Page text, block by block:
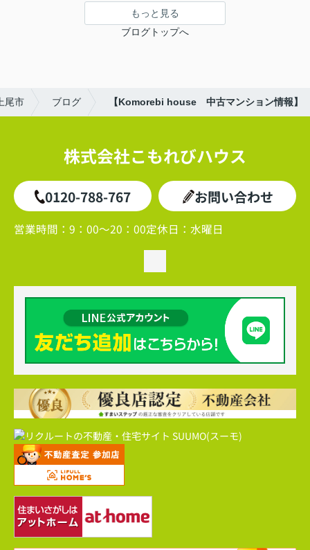
もっと見る
ブログトップへ
尾市 ブログ 【Komorebi house 中古マンション情報】
株式会社こもれびハウス
0120-788-767 お問い合わせ
営業時間： 9：00～20：00定休日： 水曜日